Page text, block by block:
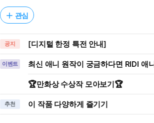
관심
공지 [디지털 한정 특전 안내]
이벤트 최신 애니 원작이 궁금하다면 RIDI 애
🏆만화상 수상작 모아보기🏆
추천 이 작품 다양하게 즐기기